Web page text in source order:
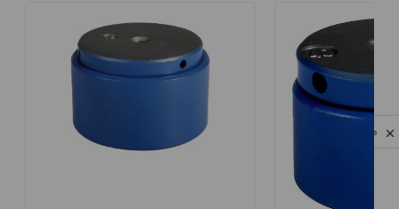
Privacy notice